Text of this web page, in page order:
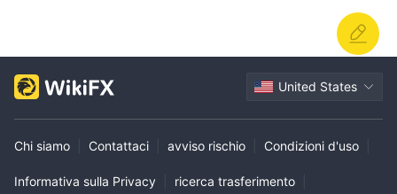
United States
Chi siamo Contattaci avviso rischio Condizioni d'uso
Informativa sulla Privacy ricerca trasferimento